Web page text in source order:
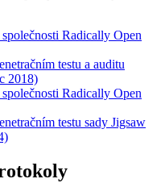
Radically Open
testu a auditu
2018)
Radically Open
testu sady Jigsaw